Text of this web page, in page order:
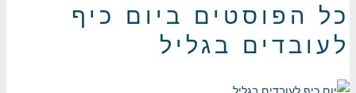
כל הפוסטים ב יום כיף
לעובדים בגליל